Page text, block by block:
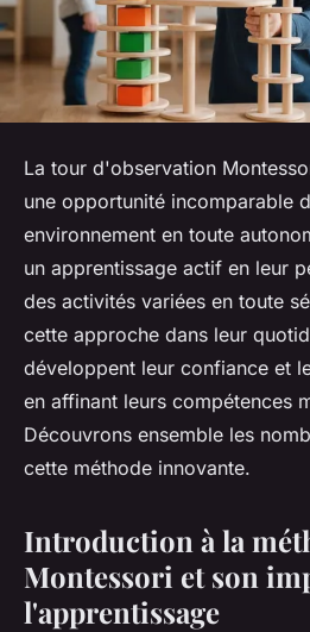
La tour d'observation
une opportunité incomparable
environnement en toute
un apprentissage actif en leur
des activités variées en toute
cette approche dans leur
développent leur confiance et
en affinant leurs compétences
Découvrons ensemble les
cette méthode innovante.
Introduction à la
Montessori et son
l'apprentissage